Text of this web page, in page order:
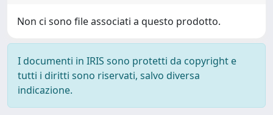
Non ci sono file associati a questo prodotto.
I documenti in IRIS sono protetti da copyright e
tutti i diritti sono riservati, salvo diversa
indicazione.